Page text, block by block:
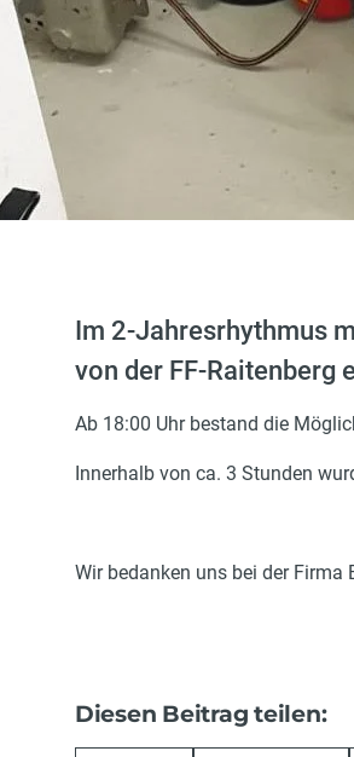
Im 2-Jahresrhythmus
von der FF-Raitenberg
Ab 18:00 Uhr bestand die
Innerhalb von ca. 3 Stunden
Wir bedanken uns bei der
Diesen Beitrag teilen: